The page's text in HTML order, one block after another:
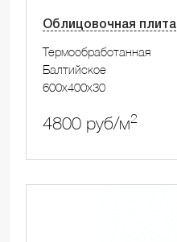
Облицовочная плита
Термообработанная
Балтийское
600x400x30
4800 руб/м2